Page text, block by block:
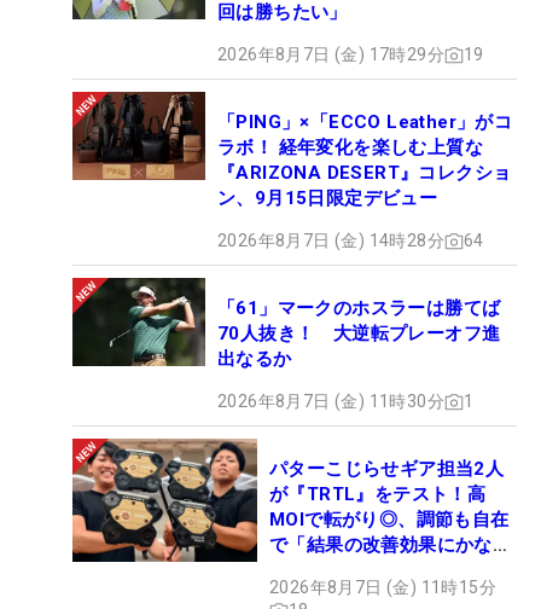
回は勝ちたい」
2026年8月7日 (金) 17時29分 19
「PING」×「ECCO Leather」がコ
ラボ！ 経年変化を楽しむ上質な
『ARIZONA DESERT』コレクショ
ン、9月15日限定デビュー
2026年8月7日 (金) 14時28分 64
「61」マークのホスラーは勝てば
70人抜き！ 大逆転プレーオフ進
出なるか
2026年8月7日 (金) 11時30分 1
パターこじらせギア担当2人
が『TRTL』をテスト！高
MOIで転がり◎、調節も自在
で「結果の改善効果にかなり
2026年8月7日 (金) 11時15分